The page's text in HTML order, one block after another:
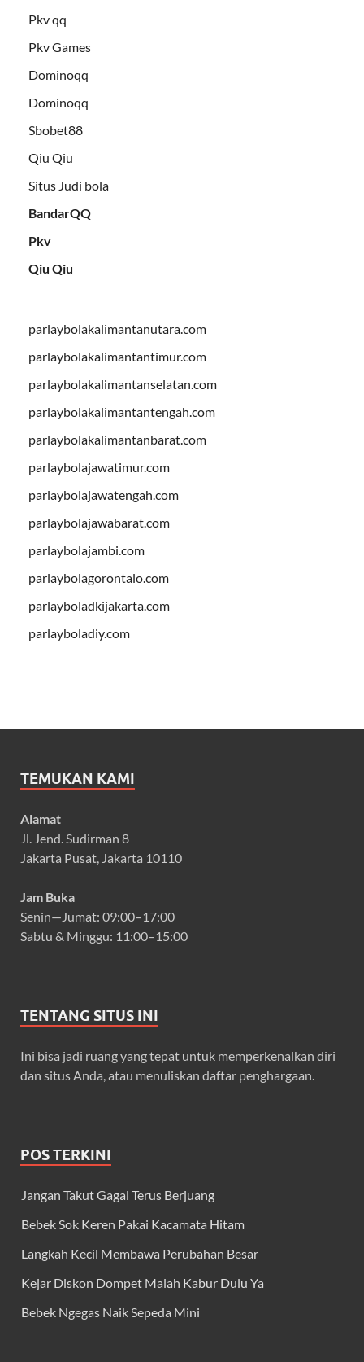
Pkv qq
Pkv Games
Dominoqq
Dominoqq
Sbobet88
Qiu Qiu
Situs Judi bola
BandarQQ
Pkv
Qiu Qiu
parlaybolakalimantanutara.com
parlaybolakalimantantimur.com
parlaybolakalimantanselatan.com
parlaybolakalimantantengah.com
parlaybolakalimantanbarat.com
parlaybolajawatimur.com
parlaybolajawatengah.com
parlaybolajawabarat.com
parlaybolajambi.com
parlaybolagorontalo.com
parlayboladkijakarta.com
parlayboladiy.com
TEMUKAN KAMI
Alamat
Jl. Jend. Sudirman 8
Jakarta Pusat, Jakarta 10110
Jam Buka
Senin—Jumat: 09:00–17:00
Sabtu & Minggu: 11:00–15:00
TENTANG SITUS INI
Ini bisa jadi ruang yang tepat untuk memperkenalkan diri
dan situs Anda, atau menuliskan daftar penghargaan.
POS TERKINI
Jangan Takut Gagal Terus Berjuang
Bebek Sok Keren Pakai Kacamata Hitam
Langkah Kecil Membawa Perubahan Besar
Kejar Diskon Dompet Malah Kabur Dulu Ya
Bebek Ngegas Naik Sepeda Mini